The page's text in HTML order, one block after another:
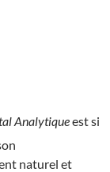
Analytiqueest si
naturel et